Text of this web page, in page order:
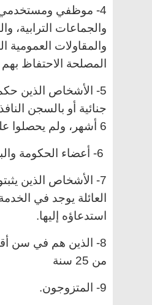
4- موظفي ومستخدمي
والجماعات الترابية،
والمقاولات العمومية
المصلحة الاحتفاظ
5- الأشخاص الذين
جنائية أو بالسجن
6 أشهر، ولم يحصلوا على رد اعتبار.
7- الأشخاص الذين
العائلة يوجد في
استدعاؤه إليها.
من 25 سنة
9- المتزوجون.